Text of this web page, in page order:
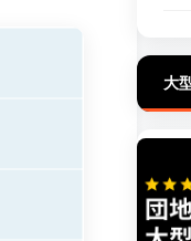
大